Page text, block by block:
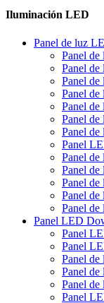
Iluminación LED
Panel de luz
Panel
Panel
Panel
Panel
Panel
Panel
Panel de
Panel
Panel
Panel de
Panel
Panel
Panel de
Panel LED
Panel
Panel
Panel
Panel
Panel
Panel